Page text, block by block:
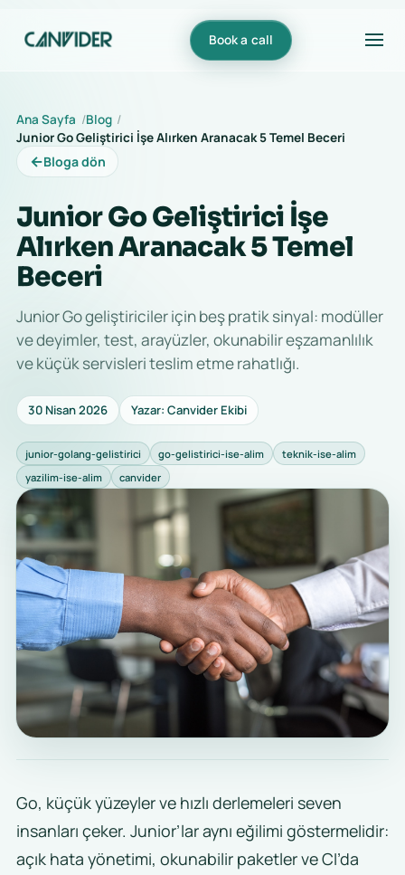
Book a call
Ana Sayfa
Blog
Junior Go Geliştirici İşe Alırken Aranacak 5 Temel Beceri
←Bloga dön
Junior Go Geliştirici İşe
Alırken Aranacak 5 Temel
Beceri
Junior Go geliştiriciler için beş pratik sinyal: modüller
ve deyimler, test, arayüzler, okunabilir eşzamanlılık
ve küçük servisleri teslim etme rahatlığı.
30 Nisan 2026 Yazar: Canvider Ekibi
junior-golang-gelistirici go-gelistirici-ise-alim
teknik-ise-alim
yazilim-ise-alim
canvider
Go, küçük yüzeyler ve hızlı derlemeleri seven
insanları çeker. Junior’lar aynı eğilimi göstermelidir:
açık hata yönetimi, okunabilir paketler ve CI’da